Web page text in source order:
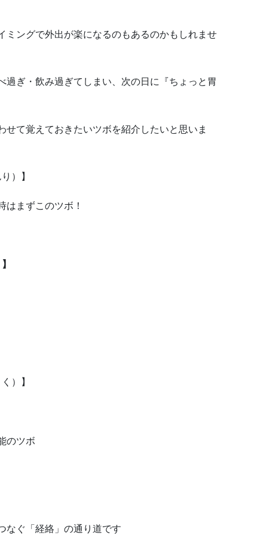
ミングで外出が楽になるのもあるのかもしれませ
過ぎ・飲み過ぎてしまい、次の日に『ちょっと胃
て覚えておきたいツボを紹介したいと思いま
）】
はまずこのツボ！
）】
のツボ
なぐ「経絡」の通り道です